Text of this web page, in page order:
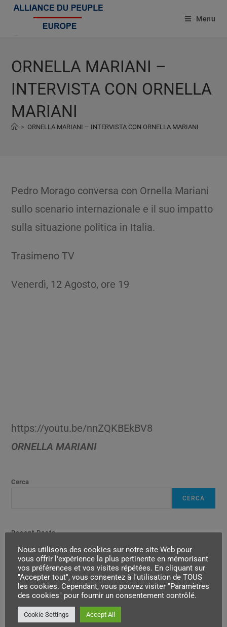
Menu
ORNELLA MARIANI –
INTERVISTA CON ORNELLA
MARIANI
> ORNELLA MARIANI – INTERVISTA CON ORNELLA MARIANI
Pedro Morago conversa con Ornella Mariani
sullo scenario internazionale e il suo impatto
sulla situazione politica in Italia.
Trasimeno TV
Venerdì, 12 Agosto, ore 19
https://youtu.be/nnZQKBEkBV8
ORNELLA MARIANI
Cerca
CERCA
Recent Posts
A Propos
ALLIANCE DU PEUPLE
Plateforme de communication
Nous utilisons des cookies sur notre site Web pour
vous offrir l'expérience la plus pertinente en mémorisant
vos préférences et vos visites répétées. En cliquant sur
"Accepter tout", vous consentez à l'utilisation de TOUS
les cookies. Cependant, vous pouvez visiter "Paramètres
des cookies" pour fournir un consentement contrôlé.
Cookie Settings Accept All